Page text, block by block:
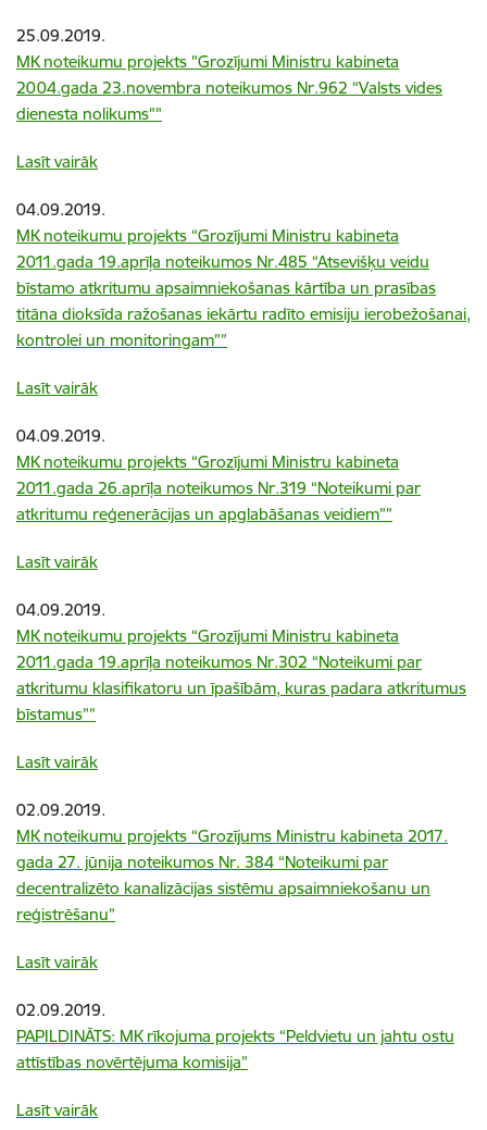
25.09.2019.
MK noteikumu projekts "Grozījumi Ministru kabineta
2004.gada 23.novembra noteikumos Nr.962 “Valsts vides
dienesta nolikums""
Lasīt vairāk
04.09.2019.
MK noteikumu projekts “Grozījumi Ministru kabineta
2011.gada 19.aprīļa noteikumos Nr.485 “Atsevišķu veidu
bīstamo atkritumu apsaimniekošanas kārtība un prasības
titāna dioksīda ražošanas iekārtu radīto emisiju ierobežošanai,
kontrolei un monitoringam””
Lasīt vairāk
04.09.2019.
MK noteikumu projekts “Grozījumi Ministru kabineta
2011.gada 26.aprīļa noteikumos Nr.319 “Noteikumi par
atkritumu reģenerācijas un apglabāšanas veidiem””
Lasīt vairāk
04.09.2019.
MK noteikumu projekts “Grozījumi Ministru kabineta
2011.gada 19.aprīļa noteikumos Nr.302 “Noteikumi par
atkritumu klasifikatoru un īpašībām, kuras padara atkritumus
bīstamus””
Lasīt vairāk
02.09.2019.
MK noteikumu projekts “Grozījums Ministru kabineta 2017.
gada 27. jūnija noteikumos Nr. 384 “Noteikumi par
decentralizēto kanalizācijas sistēmu apsaimniekošanu un
reģistrēšanu”
Lasīt vairāk
02.09.2019.
PAPILDINĀTS: MK rīkojuma projekts “Peldvietu un jahtu ostu
attīstības novērtējuma komisija”
Lasīt vairāk